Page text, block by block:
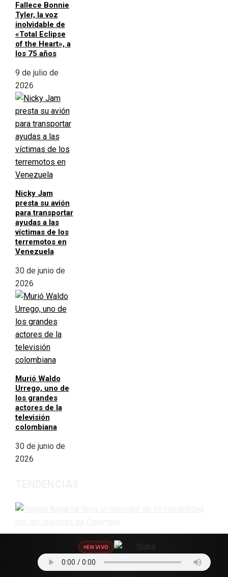
Fallece Bonnie
Tyler, la voz
inolvidable de
«Total Eclipse
of the Heart», a
los 75 años
9 de julio de
2026
Nicky Jam
presta su avión
para transportar
ayudas a las
víctimas de los
terremotos en
Venezuela
30 de junio de
2026
Murió Waldo
Urrego, uno de
los grandes
actores de la
televisión
colombiana
30 de junio de
2026
Regina Angarita lleva un mensaje de sostenibilidad por
las regiones de Colombia
8 de agosto de 2026
EN VIVO